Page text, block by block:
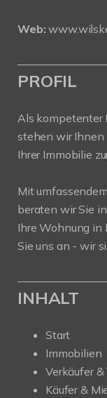
Web:
PROFIL
Als kompetenter
stehen wir Ihnen
Ihrer Immobilie
Mit
beraten wir Sie
Ihre Wohnung in
Sie uns an - wir
INHALT
Start
Immobilien
Verkäufer
Käufer &